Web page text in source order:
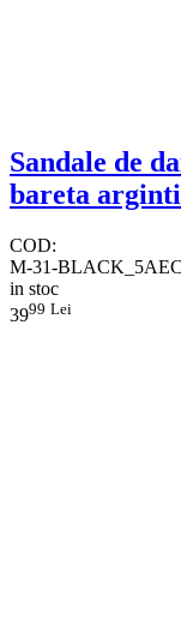
Sandale de
bareta
COD:
M-31-BLACK_5AEC
in stoc
3999 Lei